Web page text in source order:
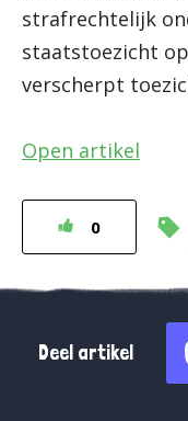
strafrechtelijk
staatstoezicht
verscherpt
Open artikel
0
Deel artikel